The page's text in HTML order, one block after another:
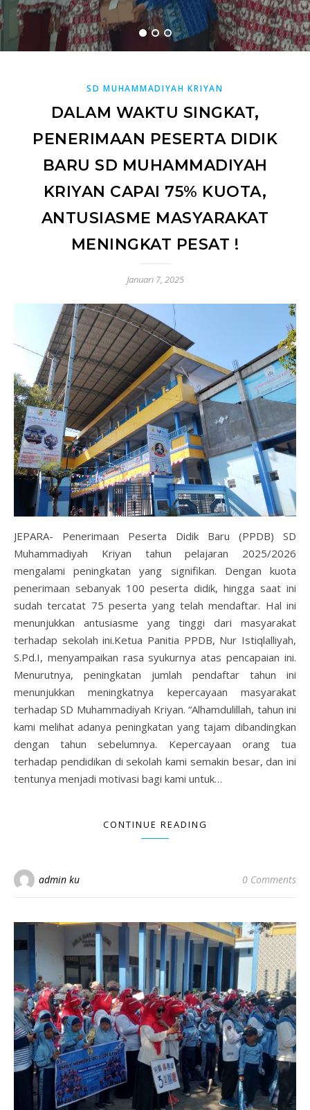
DORANG
READ MORE
READ MORE
SD MUHAMMADIYAH KRIYAN
DALAM WAKTU SINGKAT,
PENERIMAAN PESERTA DIDIK
BARU SD MUHAMMADIYAH
KRIYAN CAPAI 75% KUOTA,
ANTUSIASME MASYARAKAT
MENINGKAT PESAT !
Januari 7, 2025
JEPARA- Penerimaan Peserta Didik Baru (PPDB) SD
Muhammadiyah Kriyan tahun pelajaran 2025/2026
mengalami peningkatan yang signifikan. Dengan kuota
penerimaan sebanyak 100 peserta didik, hingga saat ini
sudah tercatat 75 peserta yang telah mendaftar. Hal ini
menunjukkan antusiasme yang tinggi dari masyarakat
terhadap sekolah ini.Ketua Panitia PPDB, Nur Istiqlalliyah,
S.Pd.I, menyampaikan rasa syukurnya atas pencapaian ini.
Menurutnya, peningkatan jumlah pendaftar tahun ini
menunjukkan meningkatnya kepercayaan masyarakat
terhadap SD Muhammadiyah Kriyan. “Alhamdulillah, tahun ini
kami melihat adanya peningkatan yang tajam dibandingkan
dengan tahun sebelumnya. Kepercayaan orang tua
terhadap pendidikan di sekolah kami semakin besar, dan ini
tentunya menjadi motivasi bagi kami untuk…
CONTINUE READING
admin ku 0 Comments